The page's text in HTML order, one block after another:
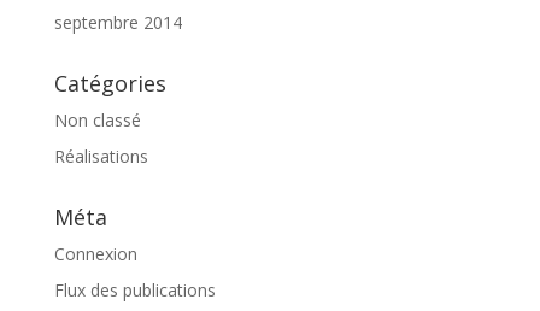
septembre 2014
Catégories
Non classé
Réalisations
Méta
Connexion
Flux des publications